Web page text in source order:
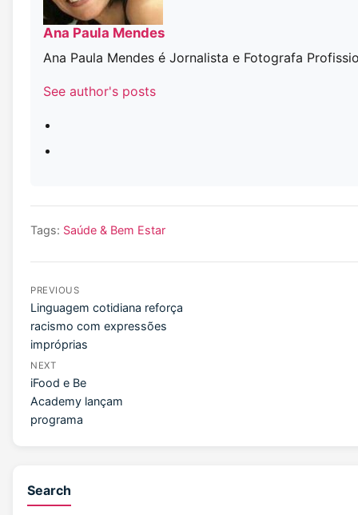
Ana Paula Mendes
Ana Paula Mendes é Jornalista e Fotografa
See author's posts
Tags: Saúde & Bem Estar
PREVIOUS
Linguagem cotidiana reforça
racismo com expressões
impróprias
NEXT
iFood e Be
Academy lançam
programa
Search